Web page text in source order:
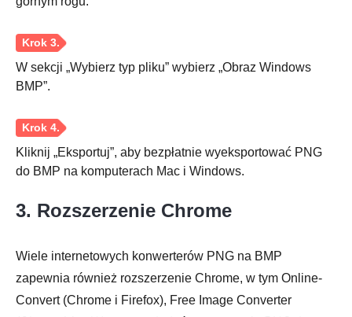
W sekcji „Wybierz typ pliku” wybierz „Obraz Windows
BMP”.
Kliknij „Eksportuj”, aby bezpłatnie wyeksportować PNG
do BMP na komputerach Mac i Windows.
3. Rozszerzenie Chrome
Wiele internetowych konwerterów PNG na BMP
zapewnia również rozszerzenie Chrome, w tym Online-
Convert (Chrome i Firefox), Free Image Converter